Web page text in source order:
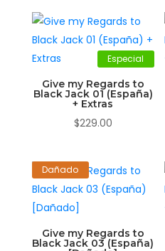
Especial
Give my Regards to
Black Jack 01 (España)
+ Extras
$229.00
Dañado
Give my Regards to
Black Jack 03 (España)